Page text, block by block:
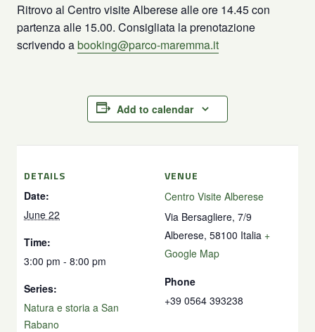
Ritrovo al Centro visite Alberese alle ore 14.45 con
partenza alle 15.00. Consigliata la prenotazione
scrivendo abooking@parco-maremma.it
Add to calendar
DETAILS
Date:
June 22
Time:
3:00 pm - 8:00 pm
Series:
Natura e storia a San
Rabano
VENUE
Centro Visite Alberese
Via Bersagliere, 7/9
Alberese, 58100 Italia +
Google Map
Phone
+39 0564 393238